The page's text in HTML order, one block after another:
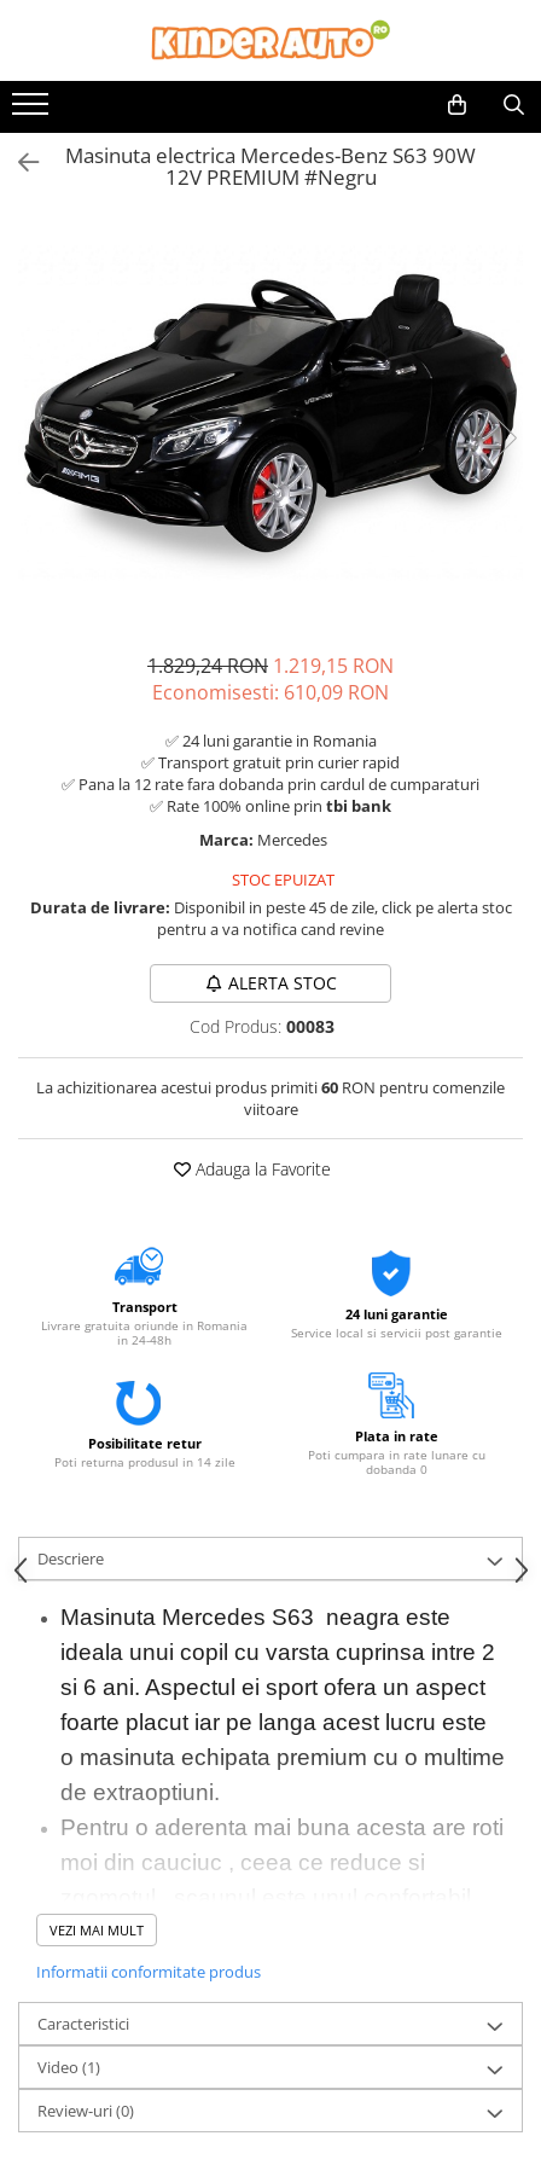
Toate Produsele
Produse in stoc
Masinute electrice
Motociclete electrice
Motociclete Drift-Trike
Masinute electrice Mercedes
Masinute electrice tip SUV
Piese & Accesorii
Jucarii RC cu telecomanda
Masinuta electrica Mercedes-Benz S63 90W
12V PREMIUM #Negru
1.829,24 RON 1.219,15 RON
Economisesti: 610,09 RON
✅ 24 luni garantie in Romania
✅ Transport gratuit prin curier rapid
✅ Pana la 12 rate fara dobanda prin cardul de cumparaturi
✅ Rate 100% online prin tbi bank
Marca: Mercedes
STOC EPUIZAT
Durata de livrare: Disponibil in peste 45 de zile, click pe alerta stoc
pentru a va notifica cand revine
ALERTA STOC
Cod Produs: 00083
La achizitionarea acestui produs primiti60 RON pentru comenzile
viitoare
Adauga la Favorite
Transport
Livrare gratuita oriunde in Romania
in 24-48h
24 luni garantie
Service local si servicii post garantie
Posibilitate retur
Poti returna produsul in 14 zile
Plata in rate
Poti cumpara in rate lunare cu
dobanda 0
Descriere
Masinuta Mercedes S63 neagra este
ideala unui copil cu varsta cuprinsa intre 2
si 6 ani. Aspectul ei sport ofera un aspect
foarte placut iar pe langa acest lucru este
o masinuta echipata premium cu o multime
de extraoptiuni.
Pentru o aderenta mai buna acesta are roti
moi din cauciuc , ceea ce reduce si
din piele ecologica , amortizoare fata/spate
si pornirea/oprirea lenta , toate acestea
ofera un confort premium pentru copil
Pentru divertisment avem un music player
unde se poate asculta melodia preferata
ce poate fi conectat prin cablu jack , port
VEZI MAI MULT
Informatii conformitate produs
Caracteristici
Video (1)
Review-uri(0)